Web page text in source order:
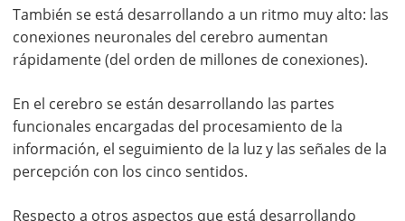
También se está desarrollando a un ritmo muy alto: las
conexiones neuronales del cerebro aumentan
rápidamente (del orden de millones de conexiones).
En el cerebro se están desarrollando las partes
funcionales encargadas del procesamiento de la
información, el seguimiento de la luz y las señales de la
percepción con los cinco sentidos.
Respecto a otros aspectos que está desarrollando